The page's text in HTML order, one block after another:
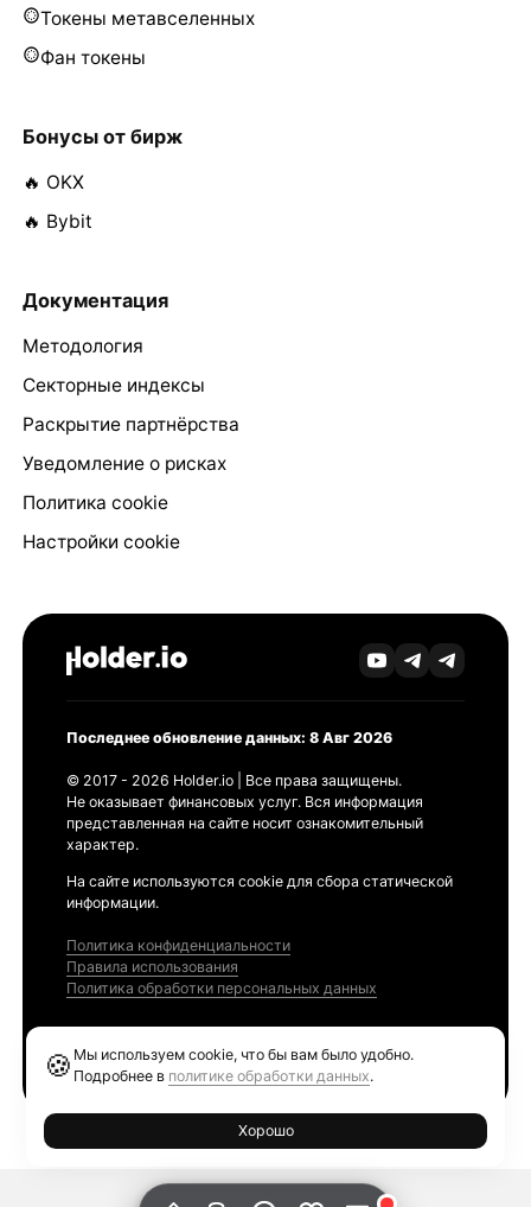
Токены метавселенных
Фан токены
Бонусы от бирж
🔥 OKX
🔥 Bybit
Документация
Методология
Секторные индексы
Раскрытие партнёрства
Уведомление о рисках
Политика cookie
Настройки cookie
Последнее обновление данных: 8 Авг 2026
© 2017 - 2026 Holder.io | Все права защищены.
Не оказывает финансовых услуг. Вся информация
представленная на сайте носит ознакомительный
характер.
На сайте используются cookie для сбора статической
информации.
Политика конфиденциальности
Правила использования
Политика обработки персональных данных
🍪 Мы используем cookie, что бы вам было удобно.
Подробнее в политике обработки данных.
Хорошо
Ethereum GAS Tracker